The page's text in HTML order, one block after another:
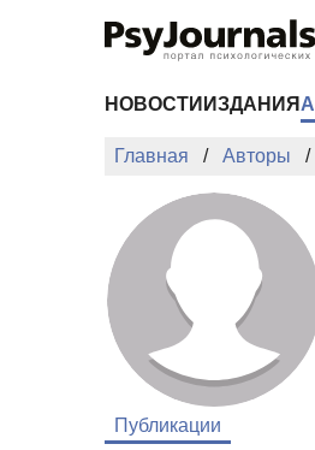
НОВОСТИ ИЗДАНИЯ
Главная Авторы
Публикации